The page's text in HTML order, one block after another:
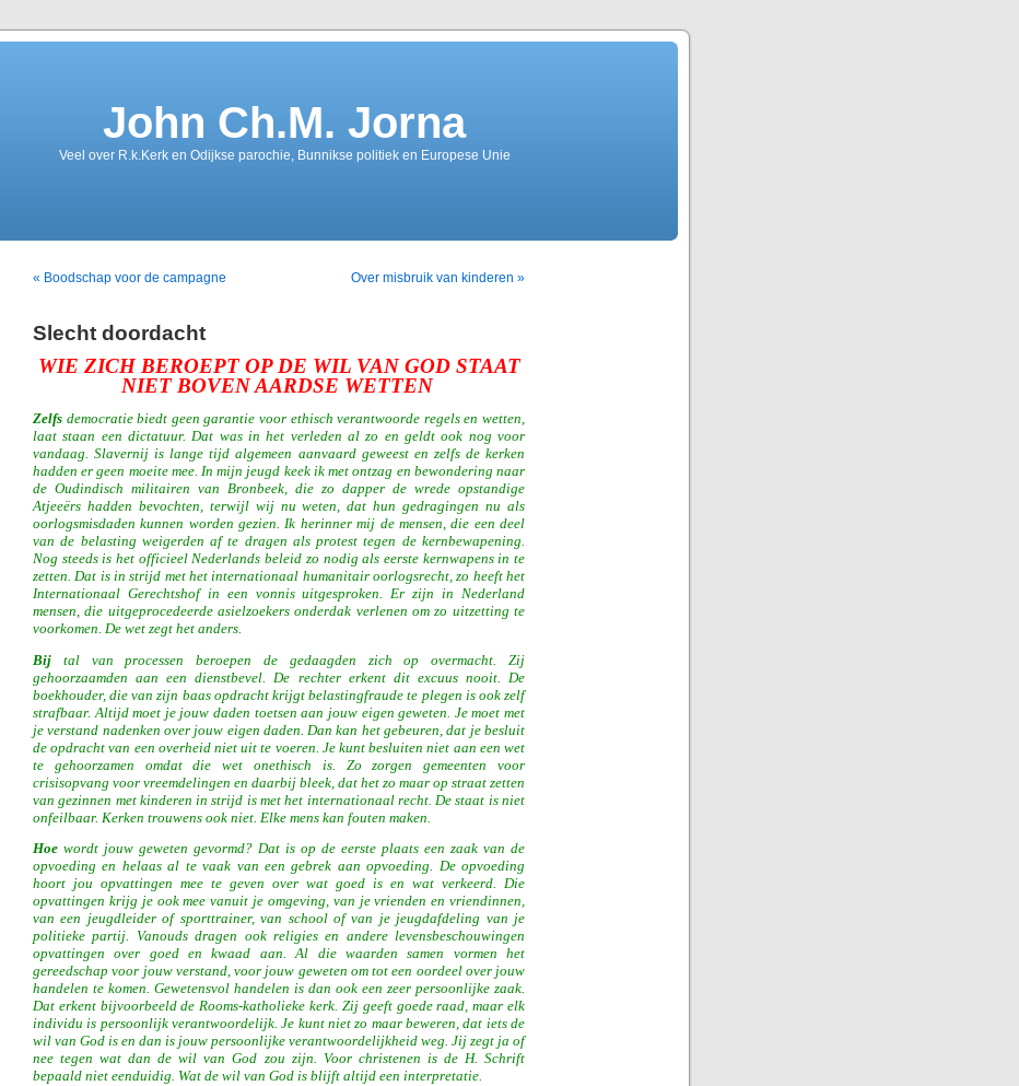
John Ch.M. Jorna
Veel over R.k.Kerk en Odijkse parochie, Bunnikse politiek en Europese Unie
« Boodschap voor de campagne Over misbruik van kinderen »
Slecht doordacht
WIE ZICH BEROEPT OP DE WIL VAN GOD STAAT
NIET BOVEN AARDSE WETTEN
Zelfs democratie biedt geen garantie voor ethisch verantwoorde regels en wetten,
laat staan een dictatuur. Dat was in het verleden al zo en geldt ook nog voor
vandaag. Slavernij is lange tijd algemeen aanvaard geweest en zelfs de kerken
hadden er geen moeite mee. In mijn jeugd keek ik met ontzag en bewondering naar
de Oudindisch militairen van Bronbeek, die zo dapper de wrede opstandige
Atjeeërs hadden bevochten, terwijl wij nu weten, dat hun gedragingen nu als
oorlogsmisdaden kunnen worden gezien. Ik herinner mij de mensen, die een deel
van de belasting weigerden af te dragen als protest tegen de kernbewapening.
Nog steeds is het officieel Nederlands beleid zo nodig als eerste kernwapens in te
zetten. Dat is in strijd met het internationaal humanitair oorlogsrecht, zo heeft het
Internationaal Gerechtshof in een vonnis uitgesproken. Er zijn in Nederland
mensen, die uitgeprocedeerde asielzoekers onderdak verlenen om zo uitzetting te
voorkomen. De wet zegt het anders.
Bij tal van processen beroepen de gedaagden zich op overmacht. Zij
gehoorzaamden aan een dienstbevel. De rechter erkent dit excuus nooit. De
boekhouder, die van zijn baas opdracht krijgt belastingfraude te plegen is ook zelf
strafbaar. Altijd moet je jouw daden toetsen aan jouw eigen geweten. Je moet met
je verstand nadenken over jouw eigen daden. Dan kan het gebeuren, dat je besluit
de opdracht van een overheid niet uit te voeren. Je kunt besluiten niet aan een wet
te gehoorzamen omdat die wet onethisch is. Zo zorgen gemeenten voor
crisisopvang voor vreemdelingen en daarbij bleek, dat het zo maar op straat zetten
van gezinnen met kinderen in strijd is met het internationaal recht. De staat is niet
onfeilbaar. Kerken trouwens ook niet. Elke mens kan fouten maken.
Hoe wordt jouw geweten gevormd? Dat is op de eerste plaats een zaak van de
opvoeding en helaas al te vaak van een gebrek aan opvoeding. De opvoeding
hoort jou opvattingen mee te geven over wat goed is en wat verkeerd. Die
opvattingen krijg je ook mee vanuit je omgeving, van je vrienden en vriendinnen,
van een jeugdleider of sporttrainer, van school of van je jeugdafdeling van je
politieke partij. Vanouds dragen ook religies en andere levensbeschouwingen
opvattingen over goed en kwaad aan. Al die waarden samen vormen het
gereedschap voor jouw verstand, voor jouw geweten om tot een oordeel over jouw
handelen te komen. Gewetensvol handelen is dan ook een zeer persoonlijke zaak.
Dat erkent bijvoorbeeld de Rooms-katholieke kerk. Zij geeft goede raad, maar elk
individu is persoonlijk verantwoordelijk. Je kunt niet zo maar beweren, dat iets de
wil van God is en dan is jouw persoonlijke verantwoordelijkheid weg. Jij zegt ja of
nee tegen wat dan de wil van God zou zijn. Voor christenen is de H. Schrift
bepaald niet eenduidig. Wat de wil van God is blijft altijd een interpretatie.